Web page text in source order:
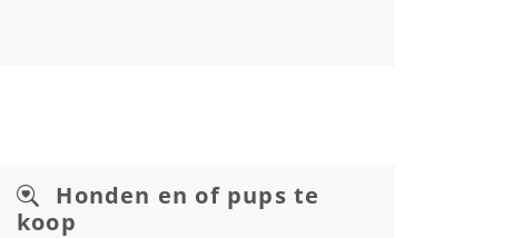
Honden en of pups te
koop